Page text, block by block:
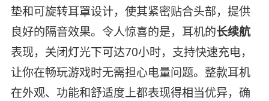
垫和可旋转耳罩设计，使其紧密贴合头部，提供
良好的隔音效果。令人惊喜的是，耳机的长续航
表现，关闭灯光下可达70小时，支持快速充电，
让你在畅玩游戏时无需担心电量问题。整款耳机
在外观、功能和舒适度上都表现得相当优异，确